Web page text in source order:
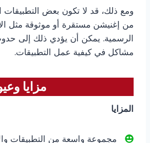
ومع ذلك، قد لا تكون بعض التطبيقات
من إغنيشن مستقرة أو موثوقة مثل
الرسمية. يمكن أن يؤدي ذلك إلى
مشاكل في كيفية عمل التطبيقات.
مزايا
المزايا
مجموعة واسعة من التطبيقات